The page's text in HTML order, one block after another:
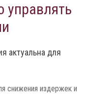
управлять
актуальна для
снижения издержек и